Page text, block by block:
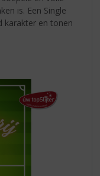
is. Een Single
karakter en tonen